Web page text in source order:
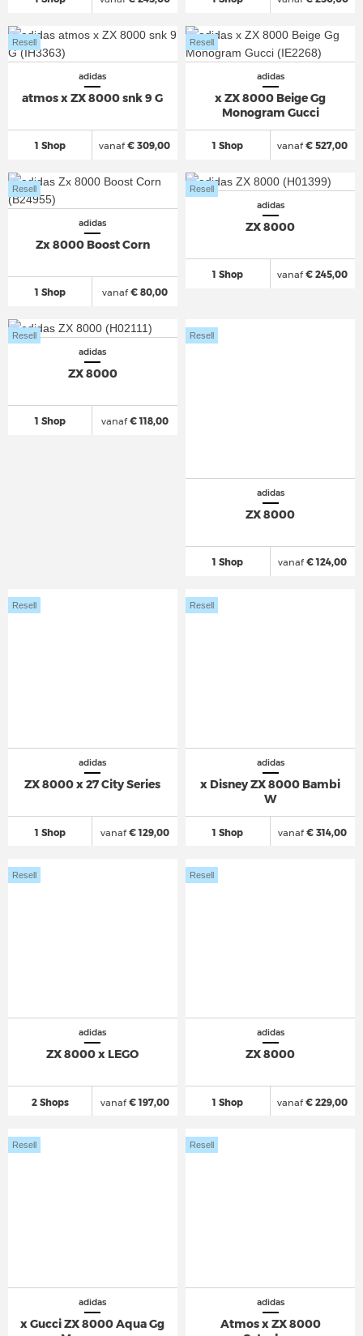
adidas
atmos x ZX 8000 snk 9 G
1 Shop
Resell
vanaf€ 309,00
adidas
x ZX 8000 Beige Gg
Monogram Gucci
1 Shop
Resell
vanaf€ 527,00
adidas
Zx 8000 Boost Corn
1 Shop
Resell
vanaf€ 80,00
adidas
ZX 8000
1 Shop
Resell
vanaf€ 245,00
adidas
ZX 8000
1 Shop
Resell
vanaf€ 118,00
adidas
ZX 8000
1 Shop
Resell
vanaf€ 124,00
adidas
ZX 8000 x 27 City Series
1 Shop
Resell
vanaf€ 129,00
adidas
x Disney ZX 8000 Bambi
W
1 Shop
Resell
vanaf€ 314,00
adidas
ZX 8000 x LEGO
2 Shops
Resell
vanaf€ 197,00
adidas
ZX 8000
1 Shop
Resell
vanaf€ 229,00
adidas
x Gucci ZX 8000 Aqua Gg
Resell
adidas
Atmos x ZX 8000
Resell